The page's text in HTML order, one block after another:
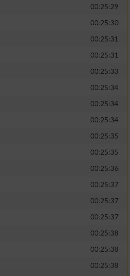
00:25:29
00:25:30
00:25:31
00:25:31
00:25:33
00:25:34
00:25:34
00:25:34
00:25:35
00:25:35
00:25:36
00:25:37
00:25:37
00:25:37
00:25:38
00:25:38
00:25:38